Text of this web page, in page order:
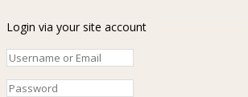
Login via your site account